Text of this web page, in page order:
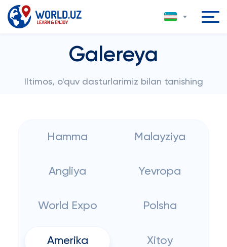
Galereya
Iltimos, o'quv dasturlarimiz bilan tanishing
Hamma Malayziya
Angliya Yevropa
World Expo Polsha
Amerika Xitoy